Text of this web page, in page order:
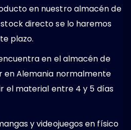
en nuestro almacén de
directo se lo haremos
plazo.
en el almacén de
en Alemania normalmente
el material entre 4 y 5 días
y videojuegos en físico